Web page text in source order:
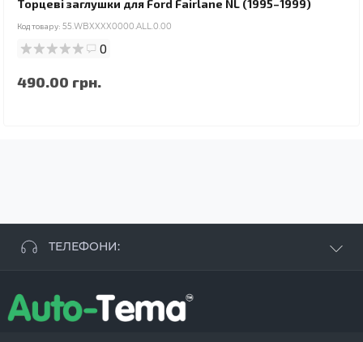
Торцеві заглушки для Ford Fairlane NL (1995–1999)
Код товару: 55.WBXXXX0000.ALL.0.00
0
490.00 грн.
ТЕЛЕФОНИ:
+38 096 250 84 38
+38 099 657 61 50